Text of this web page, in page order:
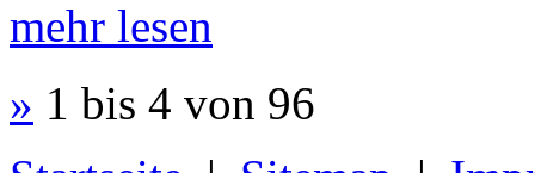
mehr lesen
» 1 bis 4 von 96